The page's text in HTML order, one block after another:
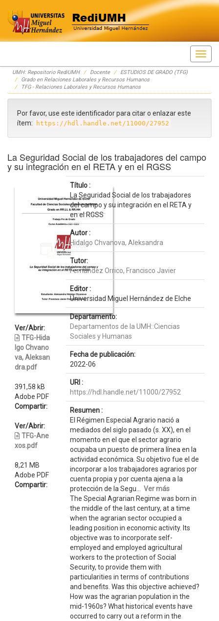
Skip
navigation
UMH: Repositorio RediUMH Docente
ESTUDIOS DE GRADO (TFG)
Grado en Relaciones Laborales y Recursos Humanos
TFG - Relaciones Laborales y Recursos Humanos
Por favor, use este identificador para citar o enlazar este
ítem:
https://hdl.handle.net/11000/27952
La Seguridad Social de los trabajadores del campo
y su integración en el RETA y en el RGSS
Ver/Abrir:
TFG-Hida
lgo Chvano
va, Aleksan
dra.pdf
391,58 kB
Adobe PDF
Compartir:
Ver/Abrir:
TFG-Ane
xos.pdf
8,21 MB
Adobe PDF
Compartir:
Título :
La Seguridad Social de los trabajadores
del campo y su integración en el RETA y
en el RGSS
Autor :
Hidalgo Chvanova, Aleksandra
Tutor:
Fernández Orrico, Francisco Javier
Editor :
Universidad Miguel Hernández de Elche
Departamento:
Departamentos de la UMH::Ciencias
Sociales y Humanas
Fecha de publicación:
2022-06
URI :
https://hdl.handle.net/11000/27952
Resumen :
El Régimen Especial Agrario nació a
mediados del siglo pasado (s. XX), en el
momento en el que el sector agrario
ocupaba un puesto de primera línea en la
actividad económica. Su objetivo fue el de
incorporar a los trabajadores agrarios por
cuenta propia y por cuenta ajena a la
protección de la Segu... Ver más
The Special Agrarian Regime was born in
the middle of the last century, at a time
when the agrarian sector occupied a
leading position in economic activity. Its
objective was to incorporate self-
employed and employed agricultural
workers to the protection of Social
Security, to provide them with
particularities in terms of contributions
and benefits. Was this objective achieved?
How was the agrarian population in the
mid-1960s? What historical events have
occurred to carry out a reform in the